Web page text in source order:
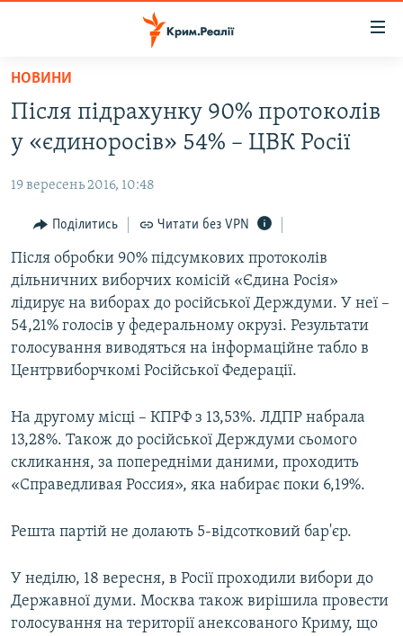
Перейти
основного
матеріалу
Перейти
до
навігації
Перейти
до
пошуку
ВОДА.КРИМ
ВІДЕО ТА ФОТО
ПОЛІТИКА
БЛОГИ
ПОГЛЯД
ІНТЕРВ'Ю
ВСЕ ЗА ДЕНЬ
СПЕЦПРОЕКТИ
ВІДЕОУРОКИ «ELIFBE»
СВІДЧЕННЯ ОКУПАЦІЇ
УКРАЇНСЬКА ПРОБЛЕМА КРИМУ
Русский
Qırımtatar
Усі сайти RFE/RL
НОВИНИ
Після підрахунку 90% протоколів
у «єдиноросів» 54% – ЦВК Росії
19 вересень 2016, 10:48
Поділитись Читати без VPN
Після обробки 90% підсумкових протоколів
дільничних виборчих комісій «Єдина Росія»
лідирує на виборах до російської Держдуми. У неї –
54,21% голосів у федеральному окрузі. Результати
голосування виводяться на інформаційне табло в
Центрвиборчкомі Російської Федерації.
На другому місці – КПРФ з 13,53%. ЛДПР набрала
13,28%. Також до російської Держдуми сьомого
скликання, за попередніми даними, проходить
«Справедливая Россия», яка набирає поки 6,19%.
Решта партій не долають 5-відсотковий бар'єр.
У неділю, 18 вересня, в Росії проходили вибори до
Державної думи. Москва також вирішила провести
голосування на території анексованого Криму, що